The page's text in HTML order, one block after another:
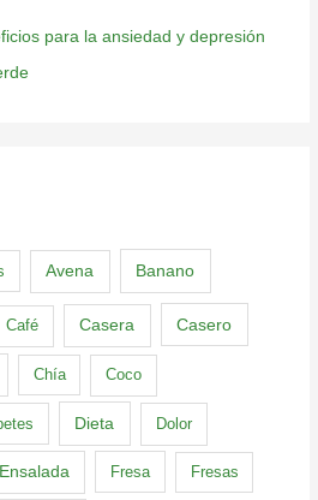
para la ansiedad y depresión
Avena Banano
Café Casera Casero
Chía Coco
Dieta Dolor
Ensalada Fresa Fresas